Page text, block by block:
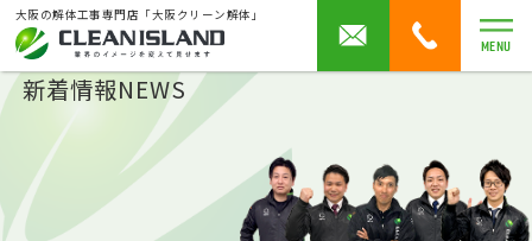
大阪の解体工事専門店「大阪クリーン解体」
MENU
新着情報NEWS